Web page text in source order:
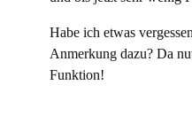
Habe ich etwas
Anmerkung dazu? Da
Funktion!